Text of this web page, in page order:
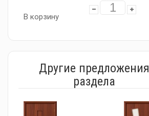
В корзину
Другие предложения
раздела